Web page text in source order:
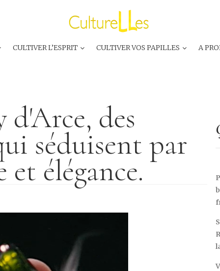
CULTIVER L’ESPRIT CULTIVER VOS PAPILLES A
d'Arce, des
séduisent par
et élégance.